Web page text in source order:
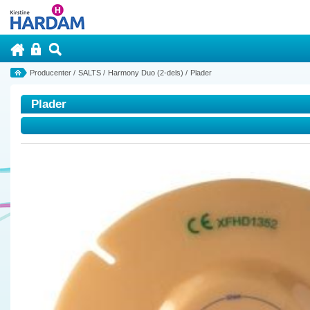
Producenter / SALTS / Harmony Duo (2-dels) / Plader
Plader